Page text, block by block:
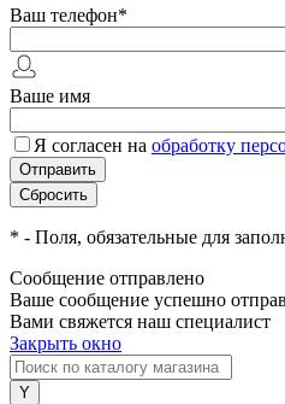
Ваш телефон*
Ваше имя
Я согласен на обработку
* - Поля, обязательные для
Сообщение отправлено
Ваше сообщение успешно
Вами свяжется наш специалист
Закрыть окно